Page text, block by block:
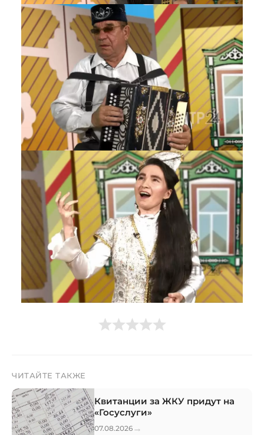
ЧИТАЙТЕ ТАКЖЕ
Квитанции за ЖКУ придут на
«Госуслуги»
07.08.2026 →